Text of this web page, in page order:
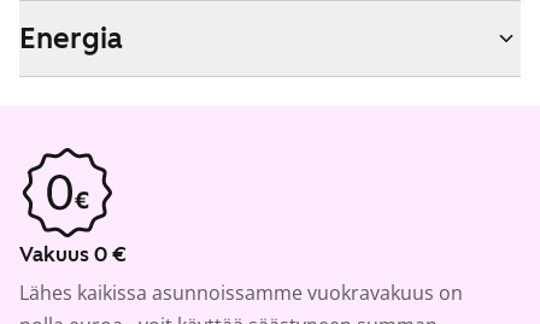
Energia
Vakuus 0 €
Lähes kaikissa asunnoissamme vuokravakuus on